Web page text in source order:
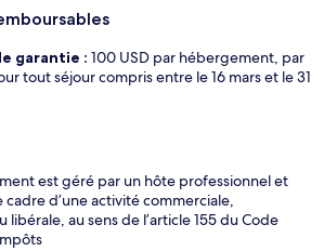
garantie : 100 USD par hébergement, par
tout séjour compris entre le 16 mars et le 31
est géré par un hôte professionnel et
cadre d’une activité commerciale,
libérale, au sens de l’article 155 du Code